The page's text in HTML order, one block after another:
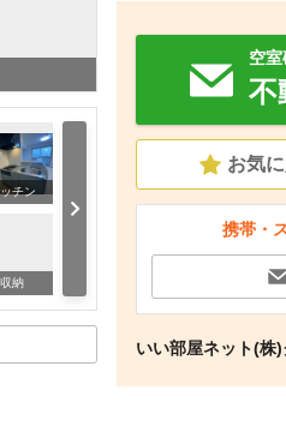
チン
収納 その他部屋・ス
空
不
お気
携帯・
いい部屋ネット(株